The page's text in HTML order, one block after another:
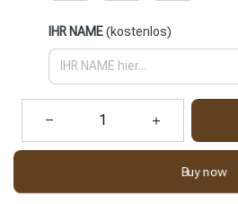
IHR NAME(kostenlos)
Buy now